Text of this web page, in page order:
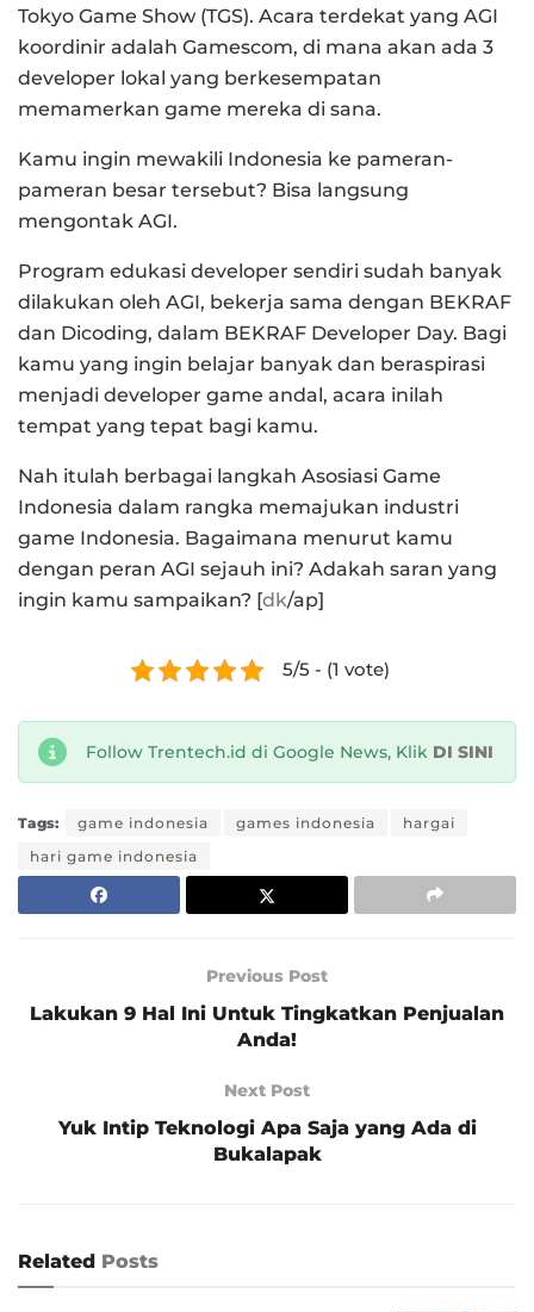
Tokyo Game Show (TGS). Acara terdekat yang AGI
koordinir adalah Gamescom, di mana akan ada 3
developer lokal yang berkesempatan
memamerkan game mereka di sana.
Kamu ingin mewakili Indonesia ke pameran-
pameran besar tersebut? Bisa langsung
mengontak AGI.
Program edukasi developer sendiri sudah banyak
dilakukan oleh AGI, bekerja sama dengan BEKRAF
dan Dicoding, dalam BEKRAF Developer Day. Bagi
kamu yang ingin belajar banyak dan beraspirasi
menjadi developer game andal, acara inilah
tempat yang tepat bagi kamu.
Nah itulah berbagai langkah Asosiasi Game
Indonesia dalam rangka memajukan industri
game Indonesia. Bagaimana menurut kamu
dengan peran AGI sejauh ini? Adakah saran yang
ingin kamu sampaikan? [dk/ap]
5/5 - (1 vote)
Follow Trentech.id di Google News, Klik DI SINI
Tags: game indonesia games indonesia
hargai
hari game indonesia
Previous Post
Lakukan 9 Hal Ini Untuk Tingkatkan Penjualan
Anda!
Next Post
Yuk Intip Teknologi Apa Saja yang Ada di
Bukalapak
Related Posts